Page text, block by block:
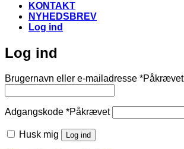
KONTAKT
NYHEDSBREV
Log ind
Log ind
Brugernavn eller e-mailadresse *Påkrævet
Adgangskode *Påkrævet
Husk mig Log ind